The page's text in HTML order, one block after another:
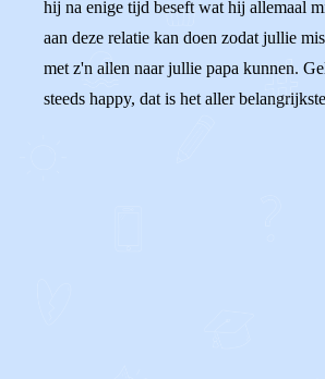
hij na enige tijd beseft wat hij allemaal
aan deze relatie kan doen zodat jullie
met z'n allen naar jullie papa kunnen.
steeds happy, dat is het aller